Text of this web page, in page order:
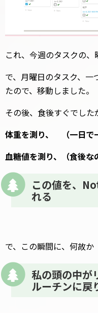
これ、今週のタスクの、
で、月曜日のタスク、一
たので、移動しました。
その後、食後すぐでした
体重を測り、 （一日で
血糖値を測り、（食後な
この値を、
れる
で、この瞬間に、何故か
私の頭の中が
ルーチンに戻